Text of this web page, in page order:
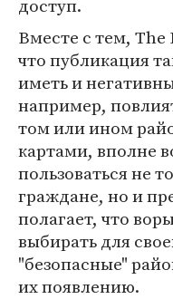
доступ.
Вместе с тем,
что публикация
иметь и
например,
том или ином
картами, вполне
пользоваться не
граждане, но и
полагает, что
выбирать для
"безопасные"
их появлению.